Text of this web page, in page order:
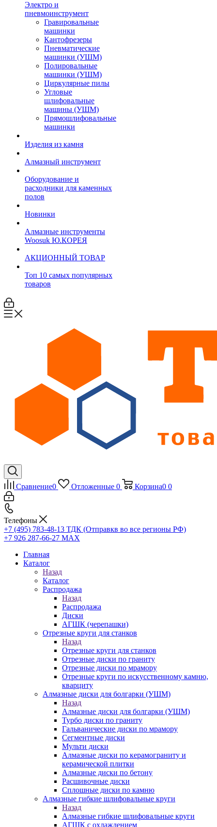
Электро и
пневмоинструмент
Гравировальные
машинки
Кантофрезеры
Пневматические
машинки (УШМ)
Полировальные
машинки (УШМ)
Циркулярные пилы
Угловые
шлифовальные
машины (УШМ)
Прямошлифовальные
машинки
Изделия из камня
Алмазный инструмент
Оборудование и
расходники для каменных
полов
Новинки
Алмазные инструменты
Woosuk Ю.КОРЕЯ
АКЦИОННЫЙ ТОВАР
Топ 10 самых популярных
товаров
Сравнение0 Отложенные 0 Корзина0 0
Телефоны
+7 (495) 783-48-13 ТДК (Отправкв во все регионы РФ)
+7 926 287-66-27 МАХ
Главная
Каталог
Назад
Каталог
Распродажа
Назад
Распродажа
Диски
АГШК (черепашки)
Отрезные круги для станков
Назад
Отрезные круги для станков
Отрезные диски по граниту
Отрезные диски по мрамору
Отрезные круги по искусственному камню,
кварциту
Алмазные диски для болгарки (УШМ)
Назад
Алмазные диски для болгарки (УШМ)
Турбо диски по граниту
Гальванические диски по мрамору
Сегментные диски
Мульти диски
Алмазные диски по керамограниту и
керамической плитки
Алмазные диски по бетону
Расшивочные диски
Сплошные диски по камню
Алмазные гибкие шлифовальные круги
Назад
Алмазные гибкие шлифовальные круги
АГШК с охлаждением